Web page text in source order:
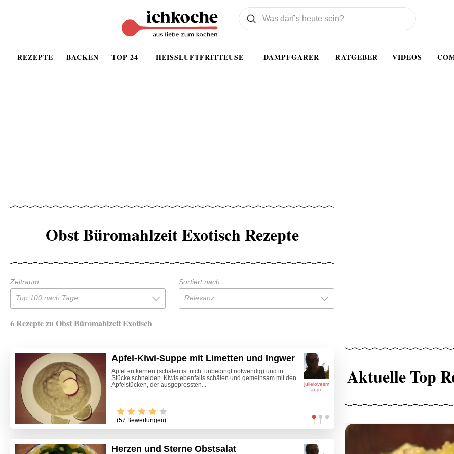
REZEPTE BACKEN TOP 24 HEISSLUFTFRITTEUSE DAMPFGARER RATGEBER VIDEOS
Was wollen Sie suchen
Suchen
Obst Büromahlzeit Exotisch Rezepte
Zeitraum:
Top 100 nach Tage
Sortiert nach:
Relevanz
6 Rezepte zu Obst Büromahlzeit Exotisch
julielovesm
ango
Apfel-Kiwi-Suppe mit Limetten und Ingwer
Äpfel entkernen (schälen ist nicht unbedingt notwendig) und in
Stücke schneiden. Kiwis ebenfalls schälen und gemeinsam mit den
Apfelstücken, der ausgepressten...
(57 Bewertungen)
Herzen und Sterne Obstsalat
Aktuelle Top